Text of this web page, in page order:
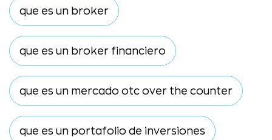
que es un broker
que es un broker financiero
que es un mercado otc over the counter
que es un portafolio de inversiones